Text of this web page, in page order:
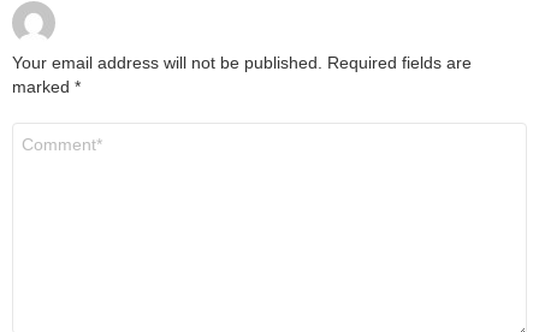
Your email address will not be published.
Required fields are
marked *